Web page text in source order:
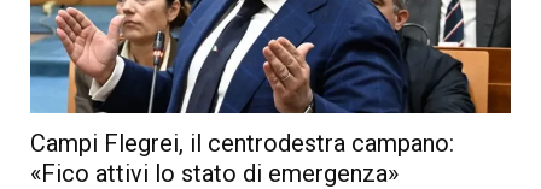
Campi Flegrei, il centrodestra campano:
«Fico attivi lo stato di emergenza»